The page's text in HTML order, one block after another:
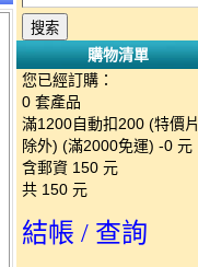
購物清單
您已經訂購：
0 套產品
滿1200自動扣200 (特價片
除外) (滿2000免運) -0 元
含郵資 150 元
共 150 元
結帳 / 查詢